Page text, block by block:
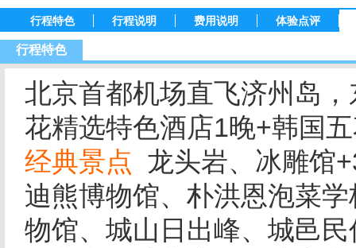
行程特色 行程说明 费用说明 体验点评
行程特色
北京首都机场直飞济州岛
花精选特色酒店1晚+韩国
经典景点 龙头岩、冰雕馆
迪熊博物馆、朴洪恩泡菜
物馆、城山日出峰、城邑